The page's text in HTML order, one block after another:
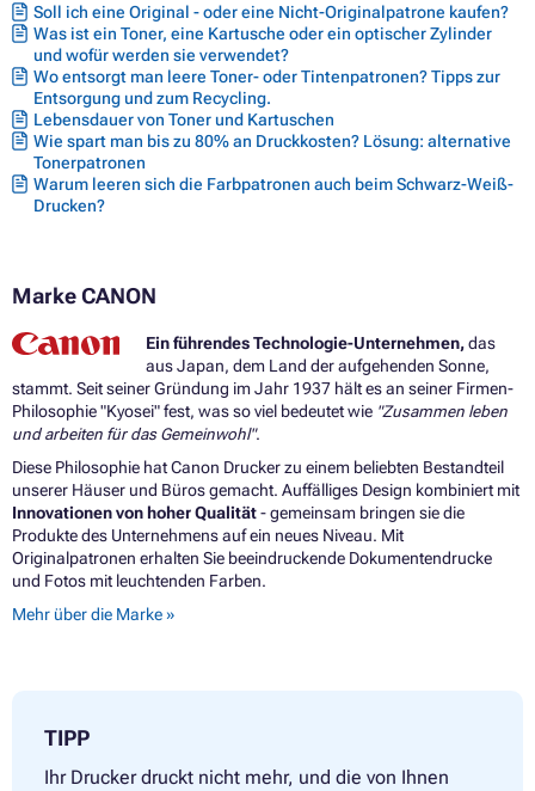
Druckerpatronen CANON S400X
Druckerpatronen CANON S520X
Druckerpatronen CANON S800
Druckerpatronen CANON S820
Druckerpatronen CANON S820 SERIES
Druckerpatronen CANON S820D
Druckerpatronen CANON S830D
Druckerpatronen CANON S900
Druckerpatronen CANON S9000
Soll ich eine Original - oder eine Nicht-Originalpatrone kaufen?
Was ist ein Toner, eine Kartusche oder ein optischer Zylinder
und wofür werden sie verwendet?
Wo entsorgt man leere Toner- oder Tintenpatronen? Tipps zur
Entsorgung und zum Recycling.
Lebensdauer von Toner und Kartuschen
Wie spart man bis zu 80% an Druckkosten? Lösung: alternative
Tonerpatronen
Warum leeren sich die Farbpatronen auch beim Schwarz-Weiß-
Drucken?
Marke CANON
Ein führendes Technologie-Unternehmen,das
aus Japan, dem Land der aufgehenden Sonne,
stammt. Seit seiner Gründung im Jahr 1937 hält es an seiner Firmen-
Philosophie "Kyosei" fest, was so viel bedeutet wie "Zusammen leben
und arbeiten für das Gemeinwohl".
Diese Philosophie hat Canon Drucker zu einem beliebten Bestandteil
unserer Häuser und Büros gemacht. Auffälliges Design kombiniert mit
Innovationen von hoher Qualität- gemeinsam bringen sie die
Produkte des Unternehmens auf ein neues Niveau. Mit
Originalpatronen erhalten Sie beeindruckende Dokumentendrucke
und Fotos mit leuchtenden Farben.
Mehr über die Marke »
TIPP
Ihr Drucker druckt nicht mehr, und die von Ihnen